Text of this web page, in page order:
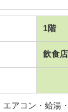
1階
飲食
エアコン・給湯